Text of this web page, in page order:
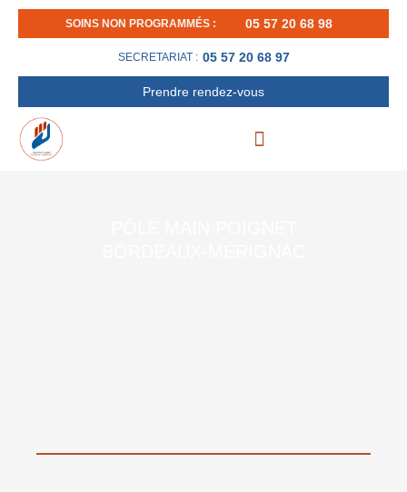
Aller
SOINS NON PROGRAMMÉS : 05 57 20 68 98
SECRETARIAT : 05 57 20 68 97
Prendre rendez-vous